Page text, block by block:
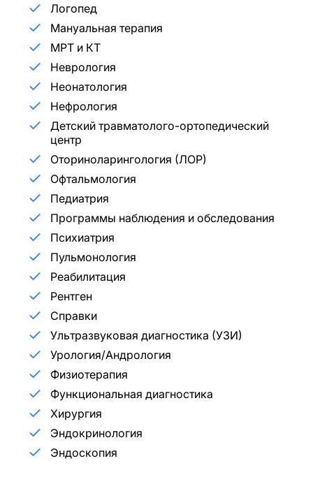
Логопед
Мануальная терапия
МРТ и КТ
Неврология
Неонатология
Нефрология
Детский травматолого-ортопедический
центр
Оториноларингология (ЛОР)
Офтальмология
Педиатрия
Программы наблюдения и обследования
Психиатрия
Пульмонология
Реабилитация
Рентген
Справки
Ультразвуковая диагностика (УЗИ)
Урология/Андрология
Физиотерапия
Функциональная диагностика
Хирургия
Эндокринология
Эндоскопия